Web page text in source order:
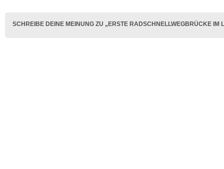
SCHREIBE DEINE MEINUNG ZU „ERSTE RADSCHNELLWEGBRÜCKE IM